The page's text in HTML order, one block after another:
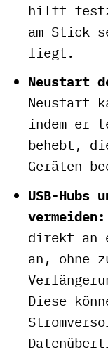
hilft
am Stick
liegt.
Neustart
Neustart
indem er
behebt,
Geräten
USB-Hubs
vermeiden:
direkt an
an, ohne
Diese